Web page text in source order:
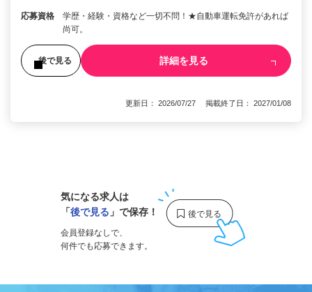
応募資格
学歴・経験・資格など一切不問！★自動車運転免許があれば
尚可。
後で見る 詳細を見る
更新日： 2026/07/27 掲載終了日： 2027/01/08
気になる求人は
「後で見る 」で保存！
会員登録なしで、
何件でも応募できます。